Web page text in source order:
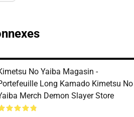
No Yaiba Magasin -
Long Kamado Kimetsu No
Merch Demon Slayer Store